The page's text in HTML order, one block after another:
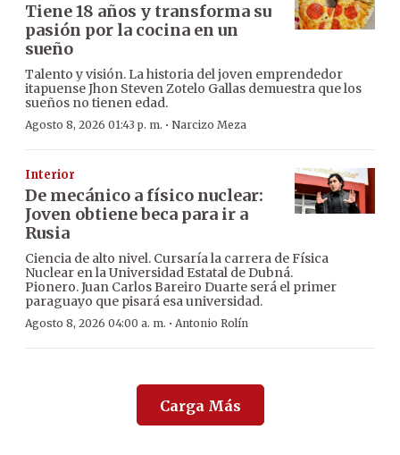
Tiene 18 años y transforma su
pasión por la cocina en un
sueño
Talento y visión. La historia del joven emprendedor
itapuense Jhon Steven Zotelo Gallas demuestra que los
sueños no tienen edad.
Agosto 8, 2026 01:43 p. m. · Narcizo Meza
Interior
De mecánico a físico nuclear:
Joven obtiene beca para ir a
Rusia
Ciencia de alto nivel. Cursaría la carrera de Física
Nuclear en la Universidad Estatal de Dubná.
Pionero. Juan Carlos Bareiro Duarte será el primer
paraguayo que pisará esa universidad.
Agosto 8, 2026 04:00 a. m. · Antonio Rolín
Carga Más